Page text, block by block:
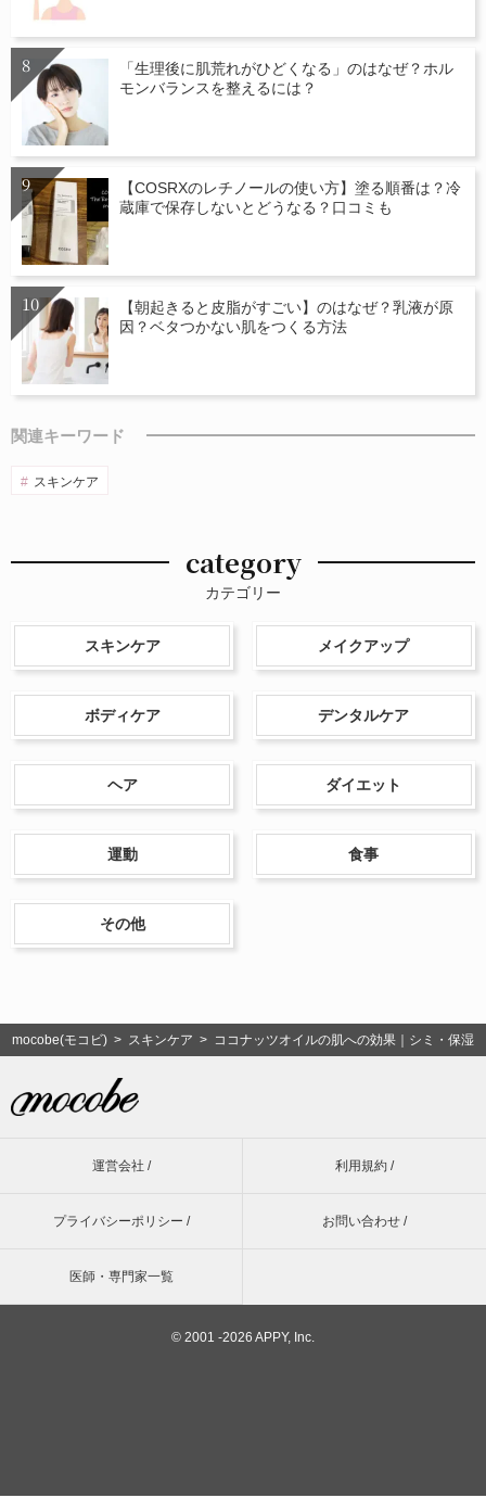
「生理後に肌荒れがひどくなる」のはなぜ？ホル
モンバランスを整えるには？
【COSRXのレチノールの使い方】塗る順番は？冷
蔵庫で保存しないとどうなる？口コミも
【朝起きると皮脂がすごい】のはなぜ？乳液が原
因？ベタつかない肌をつくる方法
関連キーワード
スキンケア
category
カテゴリー
スキンケア メイクアップ
ボディケア デンタルケア
ヘア ダイエット
運動 食事
その他
mocobe(モコビ) > スキンケア > ココナッツオイルの肌への効果｜シミ・保湿
運営会社 / 利用規約 /
プライバシーポリシー / お問い合わせ /
医師・専門家一覧
© 2001 -2026 APPY, Inc.